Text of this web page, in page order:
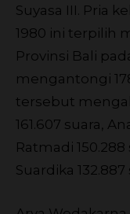
Suyasa III. Pria
1980 ini terpilih
Provinsi Bali
mengantongi
tersebut
161.607 suara,
Ratmadi
Suardika 132.887